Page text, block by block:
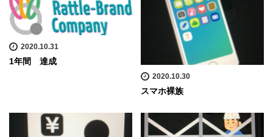
2020.10.31
1年間 達成
2020.10.30
スマホ裸族